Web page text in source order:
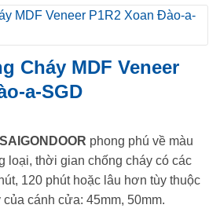
Cháy MDF Veneer
a-SGD
SAIGONDOOR phong phú về màu
loại, thời gian chống cháy có các
120 phút hoặc lâu hơn tùy thuộc
cánh cửa: 45mm, 50mm.